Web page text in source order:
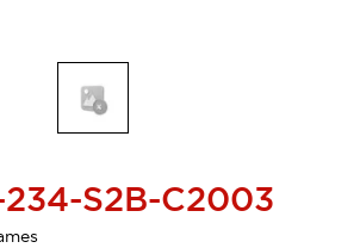
234-S2B-C2003